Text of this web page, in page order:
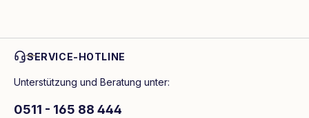
SERVICE-HOTLINE
Unterstützung und Beratung unter:
0511 - 165 88 444